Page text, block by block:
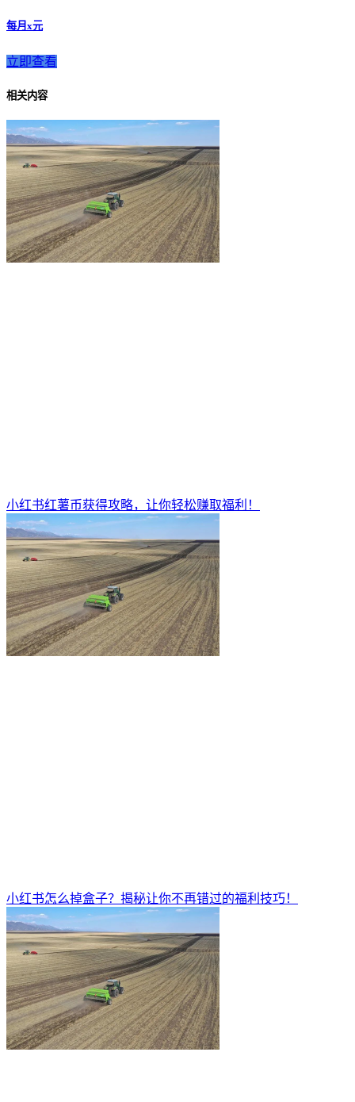
每月x元
立即查看
相关内容
小红书红薯币获得攻略，让你轻松赚取福利！
小红书怎么掉盒子？揭秘让你不再错过的福利技巧！